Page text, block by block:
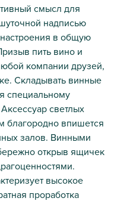
смысл для
надписью
в общую
пить вино и
компании друзей,
Складывать винные
специальному
светлых
благородно впишется
залов. Винными
открыв ящичек
высокое
проработка